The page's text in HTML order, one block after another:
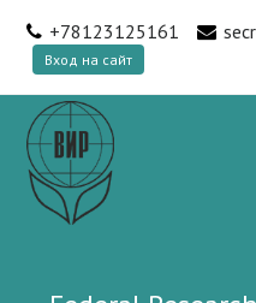
+78123125161
Вход на сайт